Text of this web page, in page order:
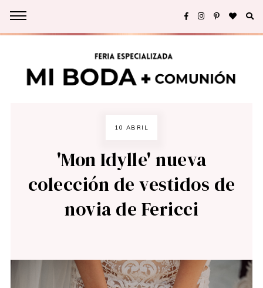
10 ABRIL
'Mon Idylle' nueva
colección de vestidos de
novia de Fericci